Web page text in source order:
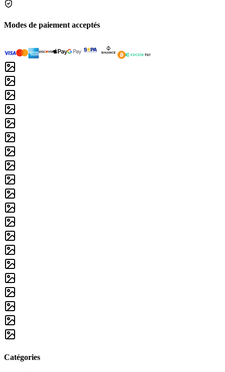
Modes de paiement acceptés
Catégories